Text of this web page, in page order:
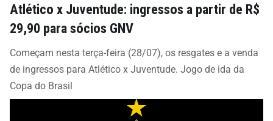
Atlético x Juventude: ingressos a partir de R$
29,90 para sócios GNV
Começam nesta terça-feira (28/07), os resgates e a venda
de ingressos para Atlético x Juventude. Jogo de ida da
Copa do Brasil